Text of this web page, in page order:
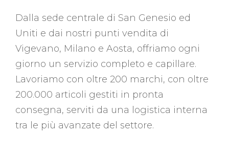
Dalla sede centrale di San Genesio ed
Uniti e dai nostri punti vendita di
Vigevano, Milano e Aosta, offriamo ogni
giorno un servizio completo e capillare.
Lavoriamo con oltre 200 marchi, con oltre
200.000 articoli gestiti in pronta
consegna, serviti da una logistica interna
tra le più avanzate del settore.